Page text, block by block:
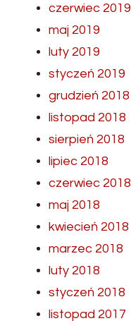
czerwiec 2019
maj 2019
luty 2019
styczeń 2019
grudzień 2018
listopad 2018
sierpień 2018
lipiec 2018
czerwiec 2018
maj 2018
kwiecień 2018
marzec 2018
luty 2018
styczeń 2018
listopad 2017